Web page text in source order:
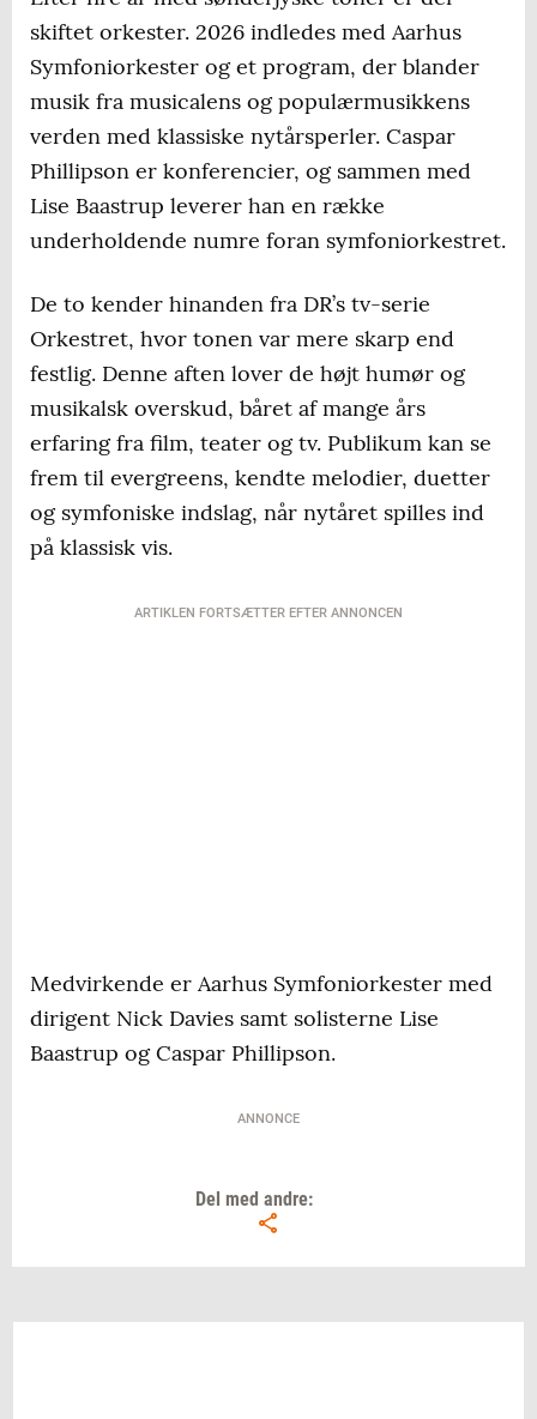
skiftet orkester. 2026 indledes med Aarhus
Symfoniorkester og et program, der blander
musik fra musicalens og populærmusikkens
verden med klassiske nytårsperler. Caspar
Phillipson er konferencier, og sammen med
Lise Baastrup leverer han en række
underholdende numre foran symfoniorkestret.
De to kender hinanden fra DR’s tv-serie
Orkestret, hvor tonen var mere skarp end
festlig. Denne aften lover de højt humør og
musikalsk overskud, båret af mange års
erfaring fra film, teater og tv. Publikum kan se
frem til evergreens, kendte melodier, duetter
og symfoniske indslag, når nytåret spilles ind
på klassisk vis.
ARTIKLEN FORTSÆTTER EFTER ANNONCEN
Medvirkende er Aarhus Symfoniorkester med
dirigent Nick Davies samt solisterne Lise
Baastrup og Caspar Phillipson.
ANNONCE
Del med andre: